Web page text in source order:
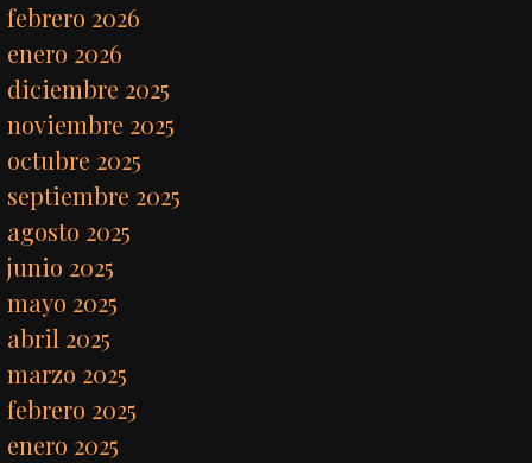
febrero 2026
enero 2026
diciembre 2025
noviembre 2025
octubre 2025
septiembre 2025
agosto 2025
junio 2025
mayo 2025
abril 2025
marzo 2025
febrero 2025
enero 2025